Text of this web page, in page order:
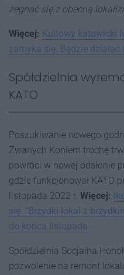
żegnać się z obecną
Więcej: Kultowy katowicki
zamyka się. Będzie
Spółdzielnia
KATO
Poszukiwanie nowego
Zwanych Koniem trochę
powróci w nowej odsłonie
gdzie funkcjonował KATO
listopada 2022 r. Więcej:
się. "Brzydki lokal z
do końca listopada
Spółdzielnia Socjalna
pozwolenie na remont